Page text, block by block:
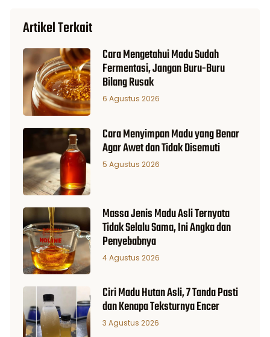
Artikel Terkait
Cara Mengetahui Madu Sudah
Fermentasi, Jangan Buru-Buru
Bilang Rusak
6 Agustus 2026
Cara Menyimpan Madu yang Benar
Agar Awet dan Tidak Disemuti
5 Agustus 2026
Massa Jenis Madu Asli Ternyata
Tidak Selalu Sama, Ini Angka dan
Penyebabnya
4 Agustus 2026
Ciri Madu Hutan Asli, 7 Tanda Pasti
dan Kenapa Teksturnya Encer
3 Agustus 2026